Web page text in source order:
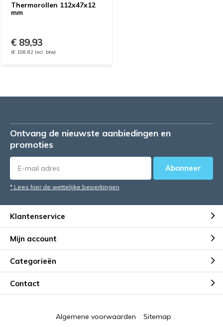
Thermorollen 112x47x12
mm
€ 89,93
(€ 108,82 Incl. btw)
Ontvang de nieuwste aanbiedingen en
promoties
Abonneer
* Lees hier de wettelijke beperkingen
Klantenservice
Mijn account
Categorieën
Contact
Algemene voorwaarden Sitemap